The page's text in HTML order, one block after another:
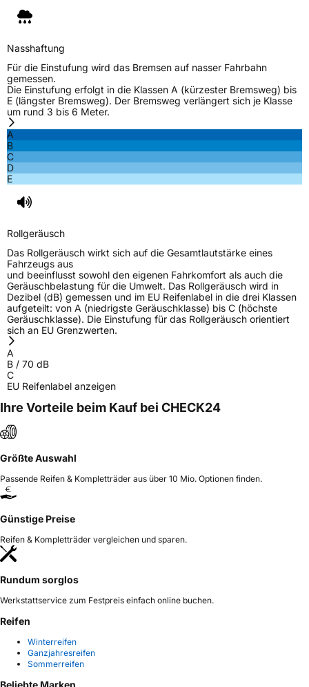
Nasshaftung C
Rollgeräusch (Klasse)
EPREL ID 468470
Allgemeine Produktsicherheit (GPSR)
HerstellerkontaktLANVIGATOR, Qingdao China,
www.haohuatire.com,
miranda@haohuatire.com
Verantwortliche
Nasshaftung
Für die Einstufung wird das Bremsen auf nasser Fahrbahn
gemessen.
Die Einstufung erfolgt in die Klassen A (kürzester Bremsweg) bis
E (längster Bremsweg). Der Bremsweg verlängert sich je Klasse
um rund 3 bis 6 Meter.
A
B
C
D
E
Rollgeräusch
Das Rollgeräusch wirkt sich auf die Gesamtlautstärke eines
Fahrzeugs aus
und beeinflusst sowohl den eigenen Fahrkomfort als auch die
Geräuschbelastung für die Umwelt. Das Rollgeräusch wird in
Dezibel (dB) gemessen und im EU Reifenlabel in die drei Klassen
aufgeteilt: von A (niedrigste Geräuschklasse) bis C (höchste
Geräuschklasse). Die Einstufung für das Rollgeräusch orientiert
sich an EU Grenzwerten.
A
B / 70 dB
C
EU Reifenlabel anzeigen
Ihre Vorteile beim Kauf bei CHECK24
Größte Auswahl
Passende Reifen & Kompletträder aus über 10 Mio. Optionen finden.
Günstige Preise
Reifen & Kompletträder vergleichen und sparen.
Rundum sorglos
Werkstattservice zum Festpreis einfach online buchen.
Reifen
Winterreifen
Ganzjahresreifen
Sommerreifen
Beliebte Marken